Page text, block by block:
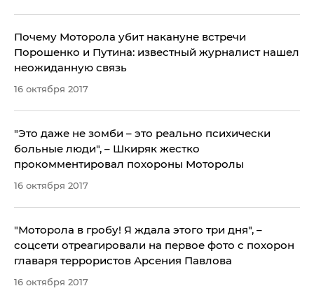
Почему Моторола убит накануне встречи
Порошенко и Путина: известный журналист нашел
неожиданную связь
16 октября 2017
​"Это даже не зомби – это реально психически
больные люди", – Шкиряк жестко
прокомментировал похороны Моторолы
16 октября 2017
"Моторола в гробу! Я ждала этого три дня", –
соцсети отреагировали на первое фото с похорон
главаря террористов Арсения Павлова
16 октября 2017